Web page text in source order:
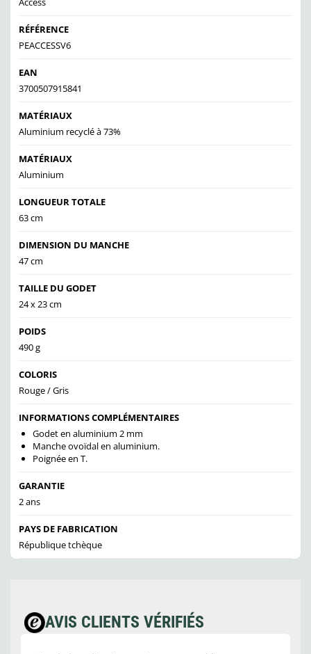
RÉFÉRENCE
PEACCESSV6
EAN
3700507915841
MATÉRIAUX
Aluminium recyclé à 73%
MATÉRIAUX
Aluminium
LONGUEUR TOTALE
63 cm
DIMENSION DU MANCHE
47 cm
TAILLE DU GODET
24 x 23 cm
POIDS
490 g
COLORIS
Rouge / Gris
INFORMATIONS COMPLÉMENTAIRES
Godet en aluminium 2 mm
Manche ovoïdal en aluminium.
Poignée en T.
GARANTIE
2 ans
PAYS DE FABRICATION
République tchèque
AVIS CLIENTS VÉRIFIÉS